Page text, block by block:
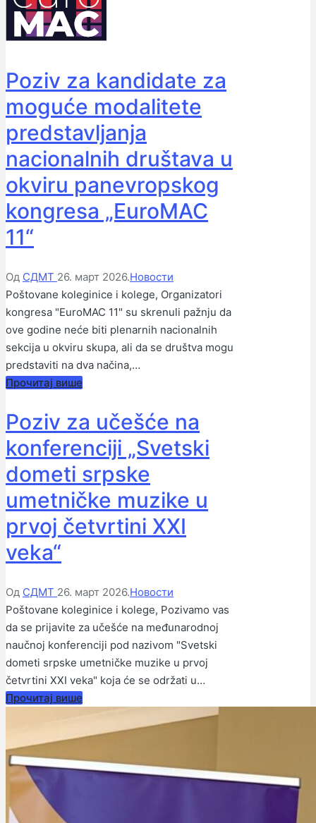
Poziv za kandidate za
moguće modalitete
predstavljanja
nacionalnih društava u
okviru panevropskog
kongresa „EuroMAC
11“
Објављено
од
стране
Од СДМТ 26. март 2026.Објављено
у
Новости
Poštovane koleginice i kolege, Organizatori
kongresa "EuroMAC 11" su skrenuli pažnju da
ove godine neće biti plenarnih nacionalnih
sekcija u okviru skupa, ali da se društva mogu
predstaviti na dva načina,…
Прочитај више
Poziv za učešće na
konferenciji „Svetski
dometi srpske
umetničke muzike u
prvoj četvrtini XXI
veka“
Објављено
од
стране
Од СДМТ 26. март 2026.Објављено
у
Новости
Poštovane koleginice i kolege, Pozivamo vas
da se prijavite za učešće na međunarodnoj
naučnoj konferenciji pod nazivom "Svetski
dometi srpske umetničke muzike u prvoj
četvrtini XXI veka" koja će se održati u…
Прочитај више